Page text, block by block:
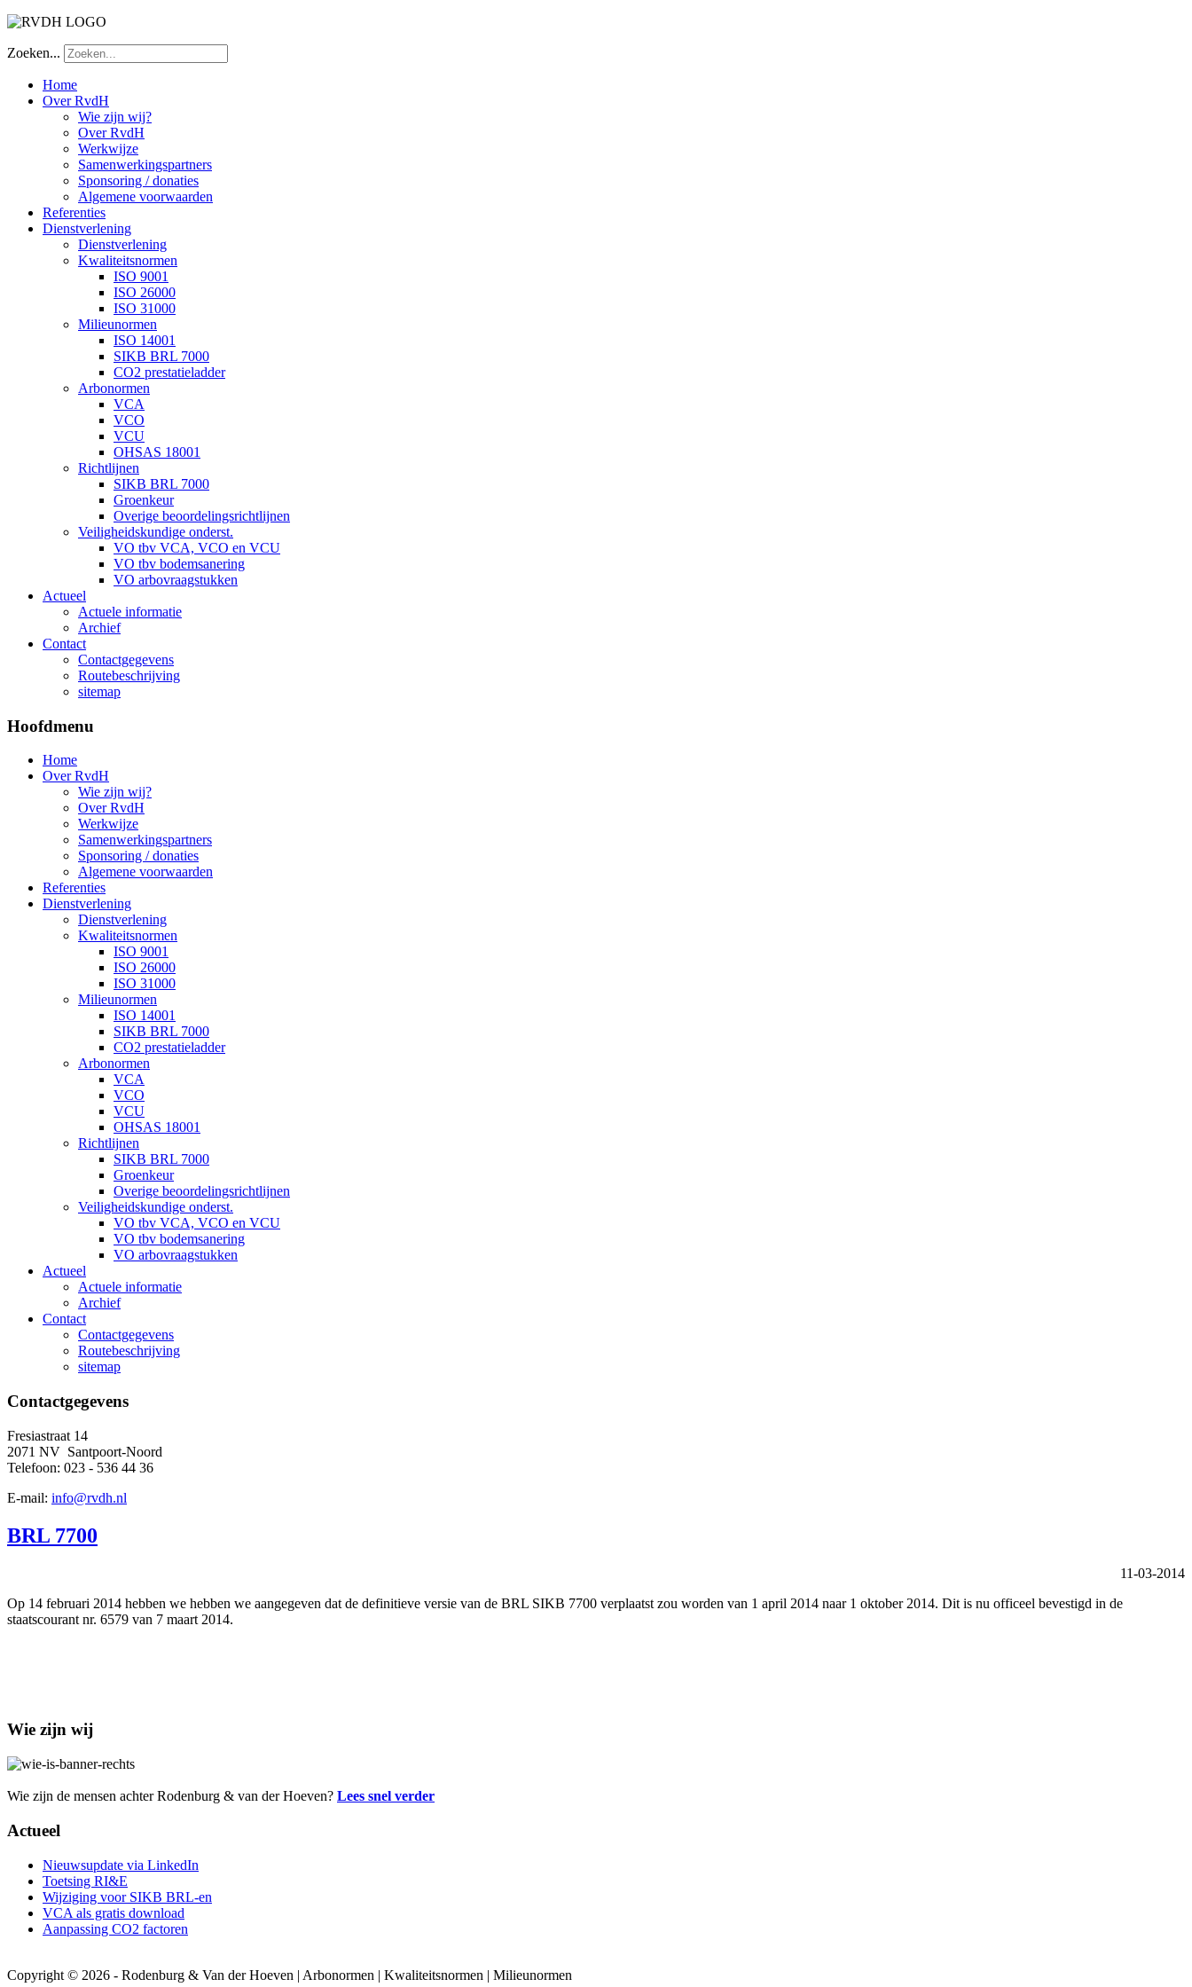
Zoeken...
Home
Over RvdH
Wie zijn wij?
Over RvdH
Werkwijze
Samenwerkingspartners
Sponsoring / donaties
Algemene voorwaarden
Referenties
Dienstverlening
Dienstverlening
Kwaliteitsnormen
ISO 9001
ISO 26000
ISO 31000
Milieunormen
ISO 14001
SIKB BRL 7000
CO2 prestatieladder
Arbonormen
VCA
VCO
VCU
OHSAS 18001
Richtlijnen
SIKB BRL 7000
Groenkeur
Overige beoordelingsrichtlijnen
Veiligheidskundige onderst.
VO tbv VCA, VCO en VCU
VO tbv bodemsanering
VO arbovraagstukken
Actueel
Actuele informatie
Archief
Contact
Contactgegevens
Routebeschrijving
sitemap
Hoofdmenu
Home
Over RvdH
Wie zijn wij?
Over RvdH
Werkwijze
Samenwerkingspartners
Sponsoring / donaties
Algemene voorwaarden
Referenties
Dienstverlening
Dienstverlening
Kwaliteitsnormen
ISO 9001
ISO 26000
ISO 31000
Milieunormen
ISO 14001
SIKB BRL 7000
CO2 prestatieladder
Arbonormen
VCA
VCO
VCU
OHSAS 18001
Richtlijnen
SIKB BRL 7000
Groenkeur
Overige beoordelingsrichtlijnen
Veiligheidskundige onderst.
VO tbv VCA, VCO en VCU
VO tbv bodemsanering
VO arbovraagstukken
Actueel
Actuele informatie
Archief
Contact
Contactgegevens
Routebeschrijving
sitemap
Contactgegevens
Fresiastraat 14
2071 NV Santpoort-Noord
Telefoon: 023 - 536 44 36
E-mail: info@rvdh.nl
BRL 7700
11-03-2014
Op 14 februari 2014 hebben we hebben we aangegeven dat de definitieve versie van de BRL SIKB 7700 verplaatst zou worden van 1 april 2014 naar 1 oktober 2014. Dit is nu officeel bevestigd in de
staatscourant nr. 6579 van 7 maart 2014.
Wie zijn wij
Wie zijn de mensen achter Rodenburg & van der Hoeven? Lees snel verder
Actueel
Nieuwsupdate via LinkedIn
Toetsing RI&E
Wijziging voor SIKB BRL-en
VCA als gratis download
Aanpassing CO2 factoren
Copyright © 2026 - Rodenburg & Van der Hoeven | Arbonormen | Kwaliteitsnormen | Milieunormen